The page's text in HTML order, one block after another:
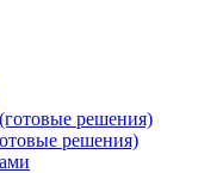
решения)
решения)